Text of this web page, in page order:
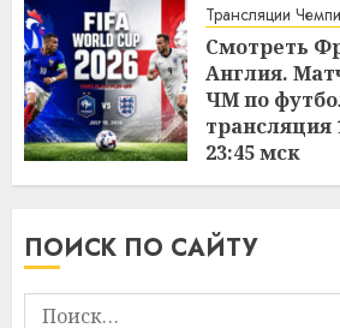
Трансляции
Смотреть
Англия.
ЧМ по
трансляция
23:45 мск
10:51 19.07.2026
ПОИСК ПО САЙТУ
Найти: